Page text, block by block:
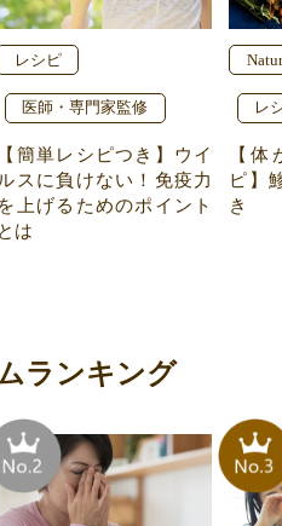
レシピ
医師・専門家監修
【簡単レシピつき】ウイ
ルスに負けない！免疫力
を上げるためのポイント
とは
レ
【
ピ】
き
ランキング